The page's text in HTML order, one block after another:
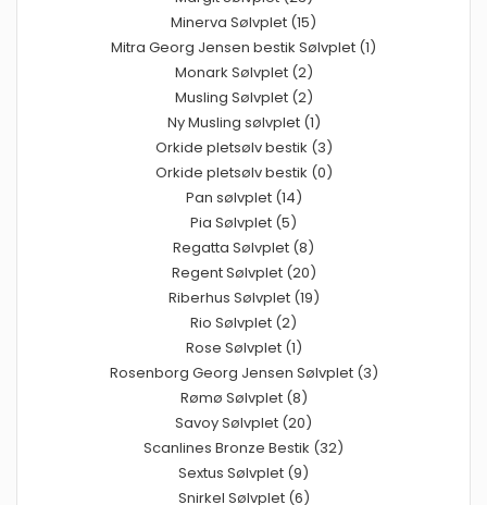
Minerva Sølvplet (15)
Mitra Georg Jensen bestik Sølvplet (1)
Monark Sølvplet (2)
Musling Sølvplet (2)
Ny Musling sølvplet (1)
Orkide pletsølv bestik (3)
Orkide pletsølv bestik (0)
Pan sølvplet (14)
Pia Sølvplet (5)
Regatta Sølvplet (8)
Regent Sølvplet (20)
Riberhus Sølvplet (19)
Rio Sølvplet (2)
Rose Sølvplet (1)
Rosenborg Georg Jensen Sølvplet (3)
Rømø Sølvplet (8)
Savoy Sølvplet (20)
Scanlines Bronze Bestik (32)
Sextus Sølvplet (9)
Snirkel Sølvplet (6)